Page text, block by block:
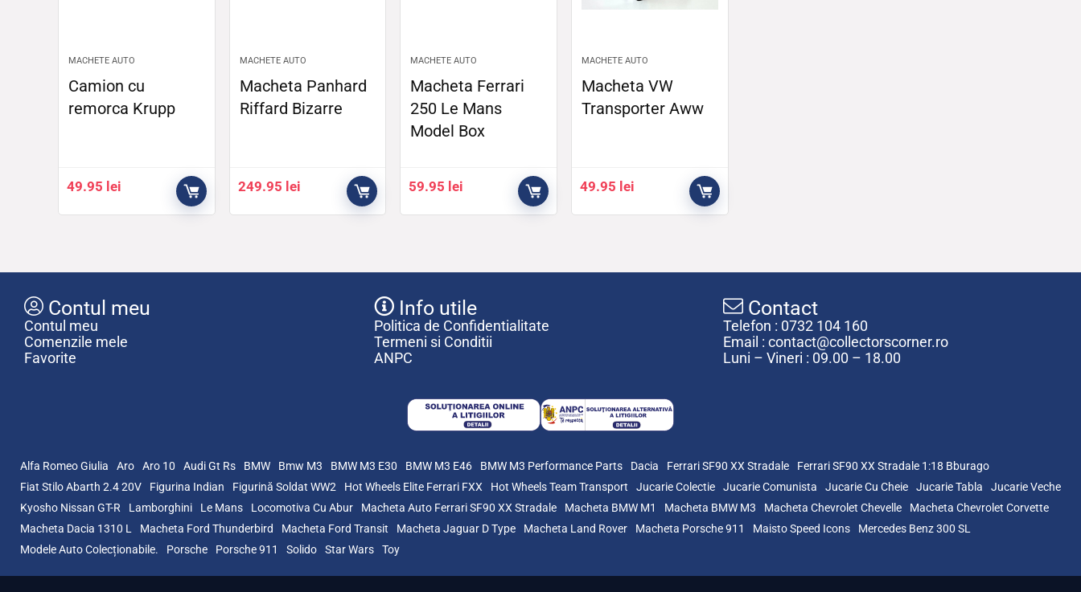
MACHETE AUTO
Camion cu
remorca Krupp
49.95 lei
MACHETE AUTO
Macheta Panhard
Riffard Bizarre
249.95 lei
MACHETE AUTO
Macheta Ferrari
250 Le Mans
Model Box
59.95 lei
MACHETE AUTO
Macheta VW
Transporter Aww
49.95 lei
Contul meu
Contul meu
Comenzile mele
Favorite
Info utile
Politica de Confidentialitate
Termeni si Conditii
ANPC
Contact
Telefon : 0732 104 160
Email : contact@collectorscorner.ro
Luni – Vineri : 09.00 – 18.00
Alfa Romeo Giulia Aro Aro 10 Audi Gt Rs BMW Bmw M3 BMW M3 E30 BMW M3 E46 BMW M3 Performance Parts Dacia Ferrari SF90 XX Stradale
Ferrari SF90 XX Stradale 1:18 Bburago
Fiat Stilo Abarth 2.4 20V
Figurina Indian Figurină Soldat WW2 Hot Wheels Elite Ferrari FXX Hot Wheels Team Transport Jucarie Colectie Jucarie Comunista Jucarie Cu Cheie Jucarie Tabla
Jucarie Veche
Kyosho Nissan GT-R
Lamborghini Le Mans Locomotiva Cu Abur Macheta Auto Ferrari SF90 XX Stradale Macheta BMW M1 Macheta BMW M3 Macheta Chevrolet Chevelle
Macheta Chevrolet Corvette
Macheta Dacia 1310 L
Macheta Ford Thunderbird Macheta Ford Transit Macheta Jaguar D Type Macheta Land Rover Macheta Porsche 911 Maisto Speed Icons
Mercedes Benz 300 SL
Modele Auto Colecționabile.
Porsche Porsche 911 Solido Star Wars Toy